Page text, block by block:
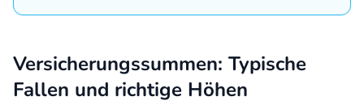
Versicherungssummen: Typische
Fallen und richtige Höhen